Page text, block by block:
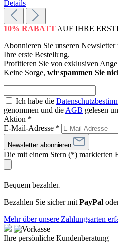
Details
10% RABATT AUF IHRE
Abonnieren Sie unseren Newsletter
Ihre erste Bestellung.
Profitieren Sie von exklusiven
Keine Sorge, wir spammen Sie
Ich habe die
genommen und die AGB gelesen
Aktion *
E-Mail-Adresse *
Newsletter abonnieren
Die mit einem Stern (*) markierten
Bequem bezahlen
Bezahlen Sie sicher mit PayPal
Mehr über unsere Zahlungsarten
Ihre persönliche Kundenberatung